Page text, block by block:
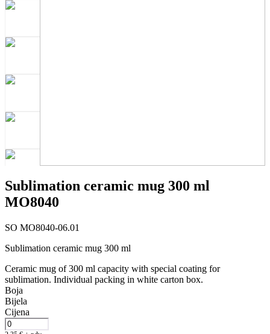
Sublimation ceramic mug 300 ml
MO8040
SO MO8040-06.01
Sublimation ceramic mug 300 ml
Ceramic mug of 300 ml capacity with special coating for
sublimation. Individual packing in white carton box.
Boja
Bijela
Cijena